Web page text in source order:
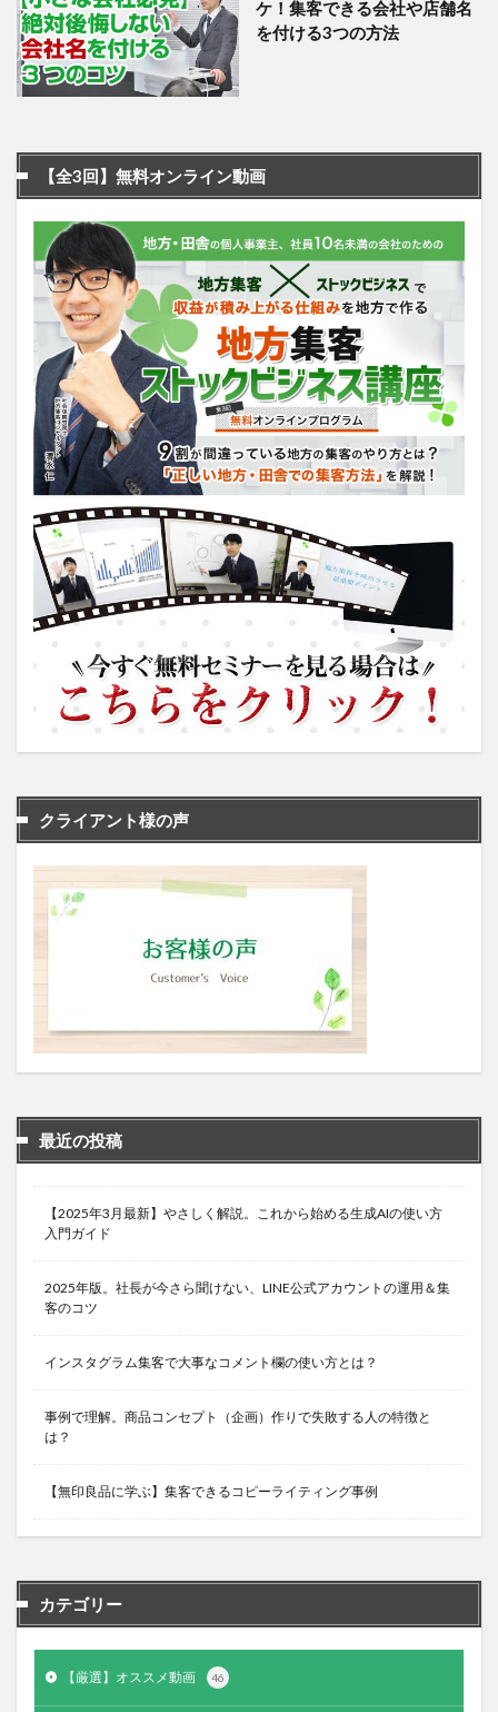
ケ！集客できる会社や店舗名
を付ける3つの方法
【全3回】無料オンライン動画
クライアント様の声
最近の投稿
【2025年3月最新】やさしく解説。これから始める生成AIの使い方
入門ガイド
2025年版。社長が今さら聞けない、LINE公式アカウントの運用＆集
客のコツ
インスタグラム集客で大事なコメント欄の使い方とは？
事例で理解。商品コンセプト（企画）作りで失敗する人の特徴と
は？
【無印良品に学ぶ】集客できるコピーライティング事例
カテゴリー
【厳選】オススメ動画 46